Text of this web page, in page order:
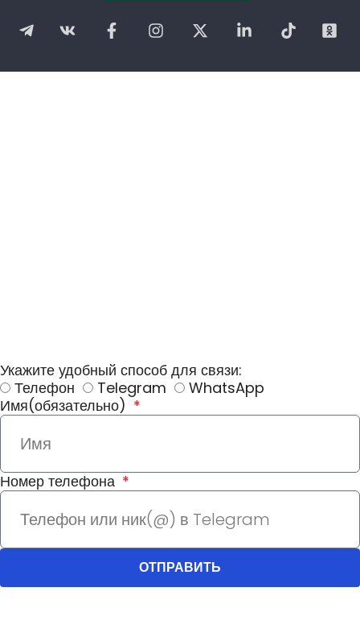
Укажите удобный способ для связи:
Телефон
Telegram
WhatsApp
Имя(обязательно)
Номер телефона
ОТПРАВИТЬ